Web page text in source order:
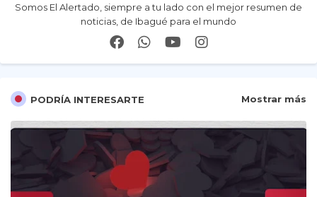
Somos El Alertado, siempre a tu lado con el mejor resumen de
noticias, de Ibagué para el mundo
PODRÍA INTERESARTE Mostrar más